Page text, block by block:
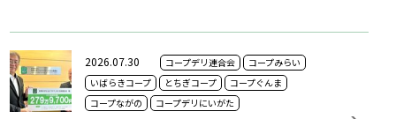
2026.07.30 コープデリ連合会
コープみらい
いばらきコープ
とちぎコープ
コープぐんま
コープながの
コープデリにいがた